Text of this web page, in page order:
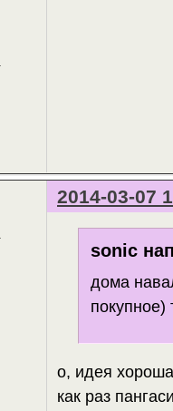
2014-03-07
sonic
дома
покупное)
о, идея
как раз